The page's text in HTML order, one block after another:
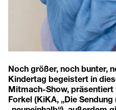
Noch größer, noch bunter,
Kindertag begeistert in
Mitmach-Show, präsentiert
Forkel (KiKA, „Die